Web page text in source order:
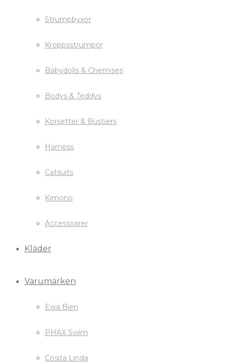
Strumpbyxor
Kroppsstrumpor
Babydolls & Chemises
Bodys & Teddys
Korsetter & Bustiers
Harness
Catsuits
Kimono
Accessoarer
Kläder
Varumärken
Ewa Bien
PHAX Swim
Cosita Linda